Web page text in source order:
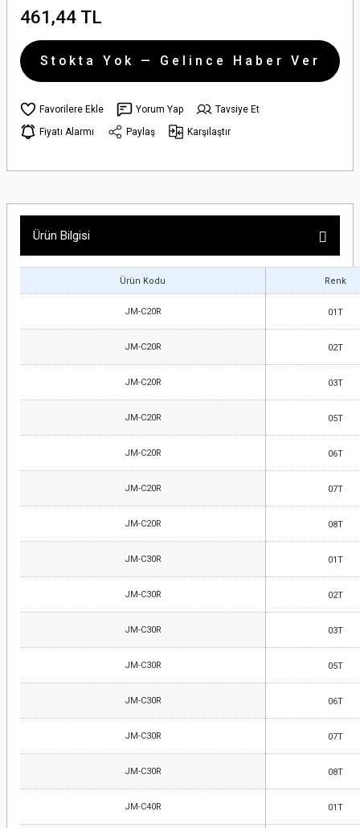
461,44 TL
Stokta Yok — Gelince Haber Ver
Yorum Yap
Tavsiye Et
Fiyatı Alarmı
Paylaş Karşılaştır
Ürün Bilgisi
Ürün Kodu Renk
JM-C20R 01T
JM-C20R 02T
JM-C20R 03T
JM-C20R 05T
JM-C20R 06T
JM-C20R 07T
JM-C20R 08T
JM-C30R 01T
JM-C30R 02T
JM-C30R 03T
JM-C30R 05T
JM-C30R 06T
JM-C30R 07T
JM-C30R 08T
JM-C40R 01T